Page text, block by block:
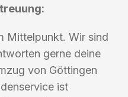
Mittelpunkt. Wir sind
gerne deine
von Göttingen
ist